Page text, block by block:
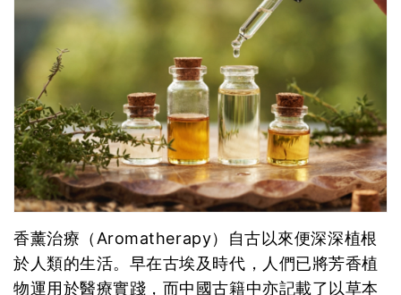
香薰治療（Aromatherapy）自古以來便深深植根
於人類的生活。早在古埃及時代，人們已將芳香植
物運用於醫療實踐，而中國古籍中亦記載了以草本